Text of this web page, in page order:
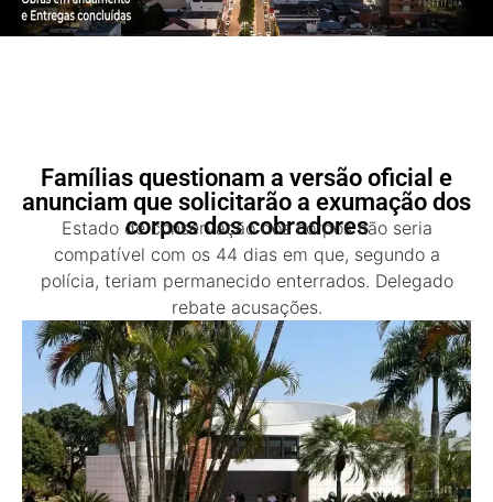
Famílias questionam a versão oficial e
anunciam que solicitarão a exumação dos
corpos dos cobradores
Estado de conservação dos corpos não seria
compatível com os 44 dias em que, segundo a
polícia, teriam permanecido enterrados. Delegado
rebate acusações.